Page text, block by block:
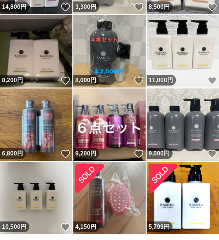
14,800円 いいね！
3,300円 いいね！
8,500円
8,200円 いいね！
8,000円 いいね！
11,000 円
6,800円 いいね！
9,200円 いいね！
9,000円
10,500円 いいね！
4,150円 5,799円